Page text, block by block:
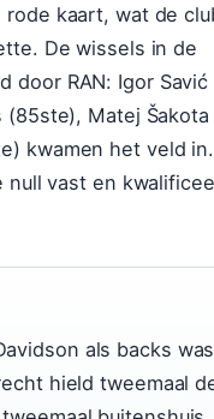
kaart, wat de
De wissels in de
door RAN: Igor Savić
(85ste), Matej Šakota
kwamen het veld
vast en
als backs was
hield tweemaal